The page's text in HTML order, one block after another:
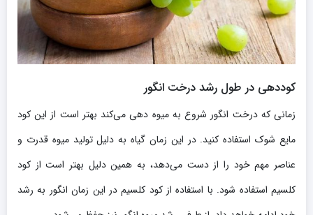
کوددهی در طول رشد درخت انگور
زمانی که درخت انگور شروع به میوه دهی می‌کند بهتر است از این کود
مایع شوک استفاده کنید. در این زمان گیاه به دلیل تولید میوه قدرت و
عناصر مهم خود را از دست می‌دهد، به همین دلیل بهتر است از کود
کلسیم استفاده شود. با استفاده از کود کلسیم در این زمان انگور به رشد